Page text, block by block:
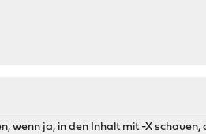
ja, in den Inhalt mit -X